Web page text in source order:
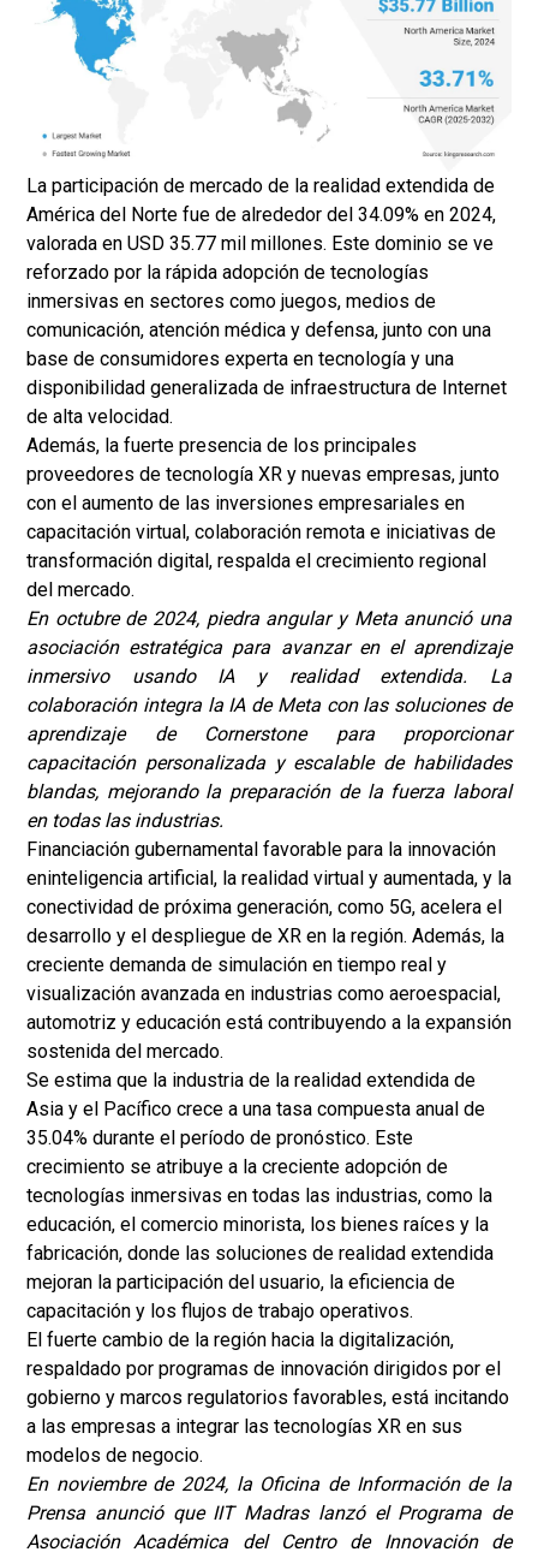
La participación de mercado de la realidad extendida de
América del Norte fue de alrededor del 34.09% en 2024,
valorada en USD 35.77 mil millones. Este dominio se ve
reforzado por la rápida adopción de tecnologías
inmersivas en sectores como juegos, medios de
comunicación, atención médica y defensa, junto con una
base de consumidores experta en tecnología y una
disponibilidad generalizada de infraestructura de Internet
de alta velocidad.
Además, la fuerte presencia de los principales
proveedores de tecnología XR y nuevas empresas, junto
con el aumento de las inversiones empresariales en
capacitación virtual, colaboración remota e iniciativas de
transformación digital, respalda el crecimiento regional
del mercado.
En octubre de 2024, piedra angular y Meta anunció una
asociación estratégica para avanzar en el aprendizaje
inmersivo usando IA y realidad extendida. La
colaboración integra la IA de Meta con las soluciones de
aprendizaje de Cornerstone para proporcionar
capacitación personalizada y escalable de habilidades
blandas, mejorando la preparación de la fuerza laboral
en todas las industrias.
Financiación gubernamental favorable para la innovación
eninteligencia artificial, la realidad virtual y aumentada, y la
conectividad de próxima generación, como 5G, acelera el
desarrollo y el despliegue de XR en la región. Además, la
creciente demanda de simulación en tiempo real y
visualización avanzada en industrias como aeroespacial,
automotriz y educación está contribuyendo a la expansión
sostenida del mercado.
Se estima que la industria de la realidad extendida de
Asia y el Pacífico crece a una tasa compuesta anual de
35.04% durante el período de pronóstico. Este
crecimiento se atribuye a la creciente adopción de
tecnologías inmersivas en todas las industrias, como la
educación, el comercio minorista, los bienes raíces y la
fabricación, donde las soluciones de realidad extendida
mejoran la participación del usuario, la eficiencia de
capacitación y los flujos de trabajo operativos.
El fuerte cambio de la región hacia la digitalización,
respaldado por programas de innovación dirigidos por el
gobierno y marcos regulatorios favorables, está incitando
a las empresas a integrar las tecnologías XR en sus
modelos de negocio.
En noviembre de 2024, la Oficina de Información de la
Prensa anunció que IIT Madras lanzó el Programa de
Asociación Académica del Centro de Innovación de